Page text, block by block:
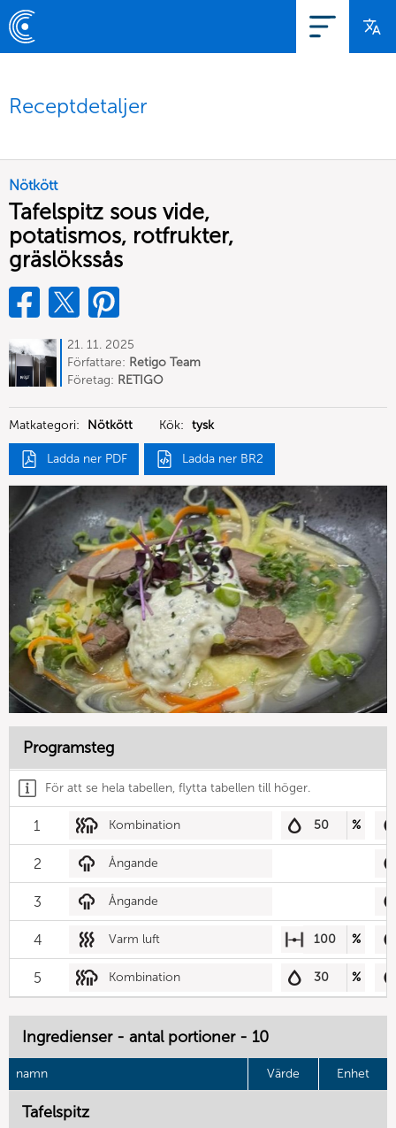
Receptdetaljer
Nötkött
Tafelspitz sous vide,
potatismos, rotfrukter,
gräslökssås
21. 11. 2025
Författare: Retigo Team
Deutschland
Företag: RETIGO
Matkategori:
Nötkött Kök: tysk
Ladda ner PDF Ladda ner BR2
Programsteg
För att se hela tabellen, flytta tabellen till höger.
1 Kombination 50 %
2 Ångande
3 Ångande
4 Varm luft 100 %
5 Kombination 30 %
Ingredienser - antal portioner - 10
namn Värde Enhet
Tafelspitz